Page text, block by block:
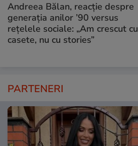
Andreea Bălan, reacție despre
generația anilor ’90 versus
rețelele sociale: „Am crescut cu
casete, nu cu stories”
PARTENERI